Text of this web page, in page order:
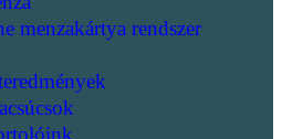
menzakártya rendszer